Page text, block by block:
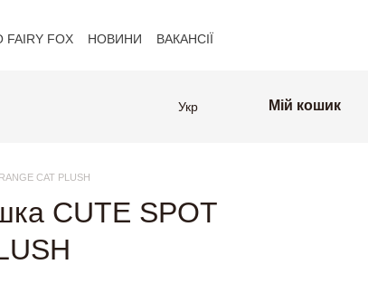
FAIRY FOX НОВИНИ
ВАКАНСІЇ
Укр Мій кошик
CAT PLUSH
CUTE SPOT